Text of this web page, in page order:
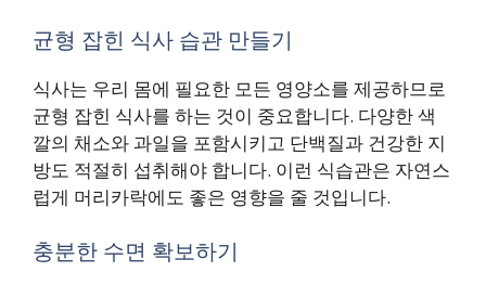
균형 잡힌 식사 습관 만들기
식사는 우리 몸에 필요한 모든 영양소를 제공하므로
균형 잡힌 식사를 하는 것이 중요합니다. 다양한 색
깔의 채소와 과일을 포함시키고 단백질과 건강한 지
방도 적절히 섭취해야 합니다. 이런 식습관은 자연스
럽게 머리카락에도 좋은 영향을 줄 것입니다.
충분한 수면 확보하기